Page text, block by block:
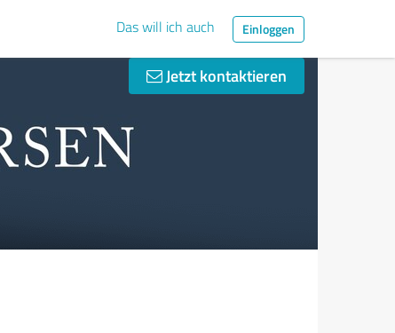
Das will ich auch Einloggen
Jetzt kontaktieren